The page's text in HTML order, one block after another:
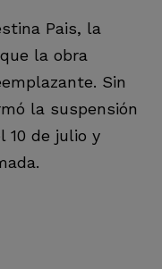
Pais, la
la obra
Sin
la suspensión
10 de julio y